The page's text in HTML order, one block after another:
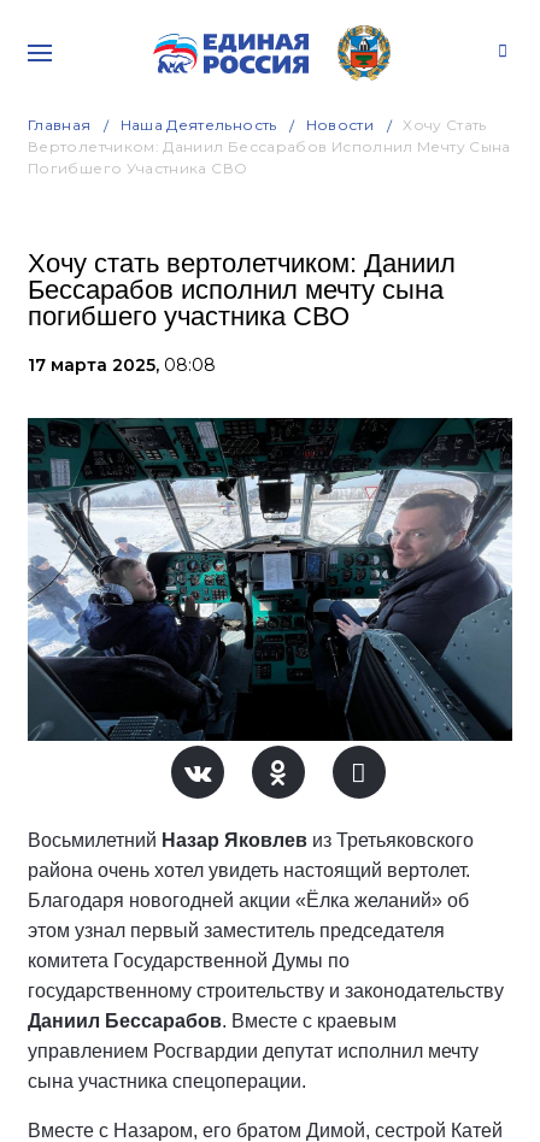
Главная Наша Деятельность Новости
Хочу Стать
Вертолетчиком: Даниил Бессарабов Исполнил Мечту Сына
Погибшего Участника СВО
Хочу стать вертолетчиком: Даниил
Бессарабов исполнил мечту сына
погибшего участника СВО
17 марта 2025, 08:08
Восьмилетний Назар Яковлев из Третьяковского
района очень хотел увидеть настоящий вертолет.
Благодаря новогодней акции «Ёлка желаний» об
этом узнал первый заместитель председателя
комитета Государственной Думы по
государственному строительству и законодательству
Даниил Бессарабов. Вместе с краевым
управлением Росгвардии депутат исполнил мечту
сына участника спецоперации.
Вместе с Назаром, его братом Димой, сестрой Катей